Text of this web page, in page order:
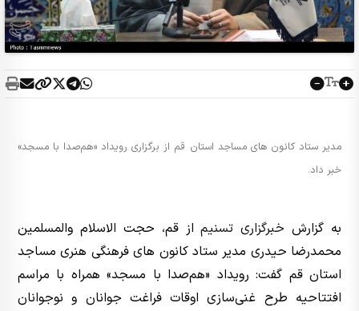
مدیر ستاد کانون های مساجد استان قم از برگزاری رویداد «هم‌صدا با مسجد»
خبر داد.
به گزارش خبرگزاری تسنیماز قم، حجت الاسلام والمسلمین
محمدرضا حیدری مدیر ستاد کانون های فرهنگی هنری مساجد
استان قم گفت: رویداد «هم‌صدا با مسجد» همراه با مراسم
افتتاحیه طرح غنی‌سازی اوقات فراغت جوانان و نوجوانان